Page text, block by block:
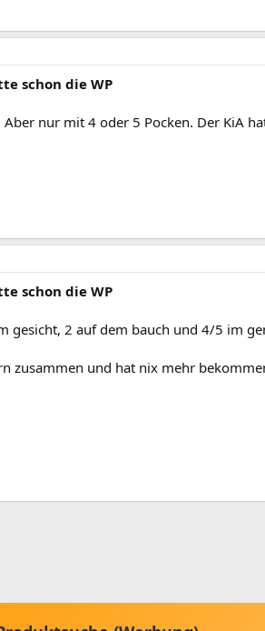
schon die WP
nur mit 4 oder 5 Pocken. Der KiA
schon die WP
gesicht, 2 auf dem bauch und 4/5 im
zusammen und hat nix mehr